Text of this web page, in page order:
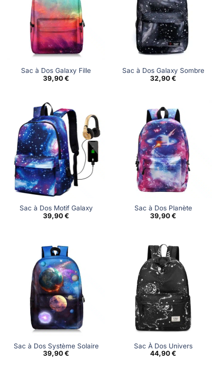
Sac à Dos Galaxy Fille
39,90€
Sac à Dos Galaxy Sombre
32,90€
Sac à Dos Motif Galaxy
39,90€
Sac à Dos Planète
39,90€
Sac à Dos Système Solaire
39,90€
Sac À Dos Univers
44,90€